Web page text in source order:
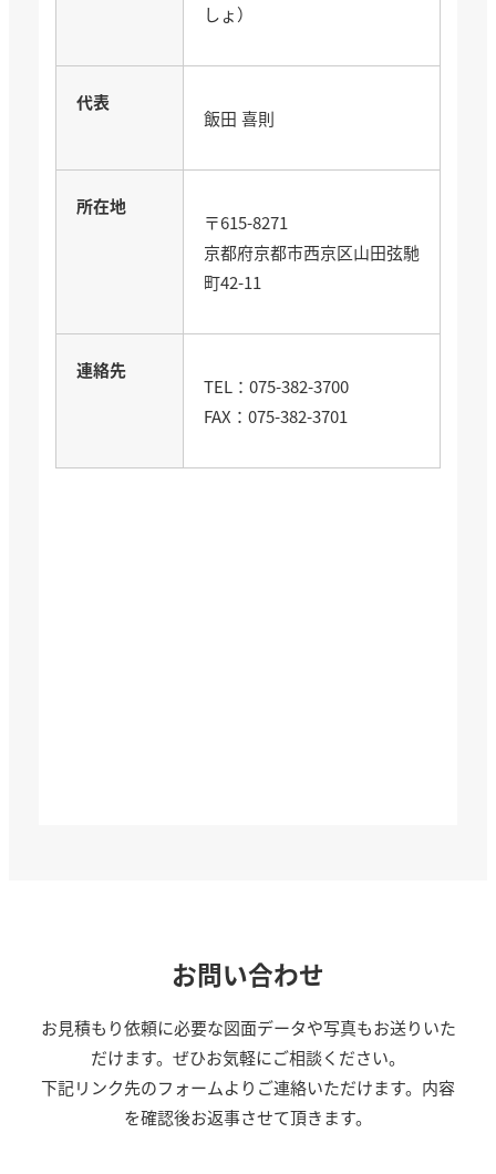
しょ）
代表
飯田 喜則
所在地
〒615-8271
京都府京都市西京区山田弦馳
町42-11
連絡先
TEL：075-382-3700
FAX：075-382-3701
お問い合わせ
お見積もり依頼に必要な図面データや写真もお送りいた
だけます。ぜひお気軽にご相談ください。
下記リンク先のフォームよりご連絡いただけます。内容
を確認後お返事させて頂きます。